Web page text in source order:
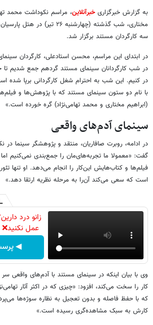
به گزارش خبرگزاریخبرآنلاین، مراسم نکوداشت محمد
مختاری، شب گذشته (چهارشنبه ۲۶
سه کارگردان مستند برگزار شد.
در ابتدای این مراسم، محسن استادعلی، کارگردان
در شب کارگردانان سینمای مستند گردهم جمع شدیم تا
در کنیم. این شب به احترام شغل کارگردانی برپا شده
با نام دو ستون سینمای مستند که با پژوهش‌ها و
(ابراهیم مختاری و محمد تهامی‌نژاد) گره خورده است.»
سینمای آدم‌های واقعی
در ادامه، روبرت صافاریان، منتقد و پژوهشگر سینما در
گفت: «معمولا ما تجربه‌های‌مان را جمع‌بندی نمی‌کنیم
فیلم‌ها و کتاب‌هایش این‌کار را انجام می‌دهد. او تنها
است که سعی می‌کند آن‌را به مرحله نظریه ارتقا دهد.»
زانو درد
عمل
◀
وی با بیان اینکه در سینمای مستند با آدم‌های واقعی
کار را سخت می‌کند، افزود: «چیزی که در اکثر آثار
که با حفظ فاصله و بدون تعجیل به نظاره سوژه‌ها
کارش به سبک مشاهده‌گری رسیده است.»